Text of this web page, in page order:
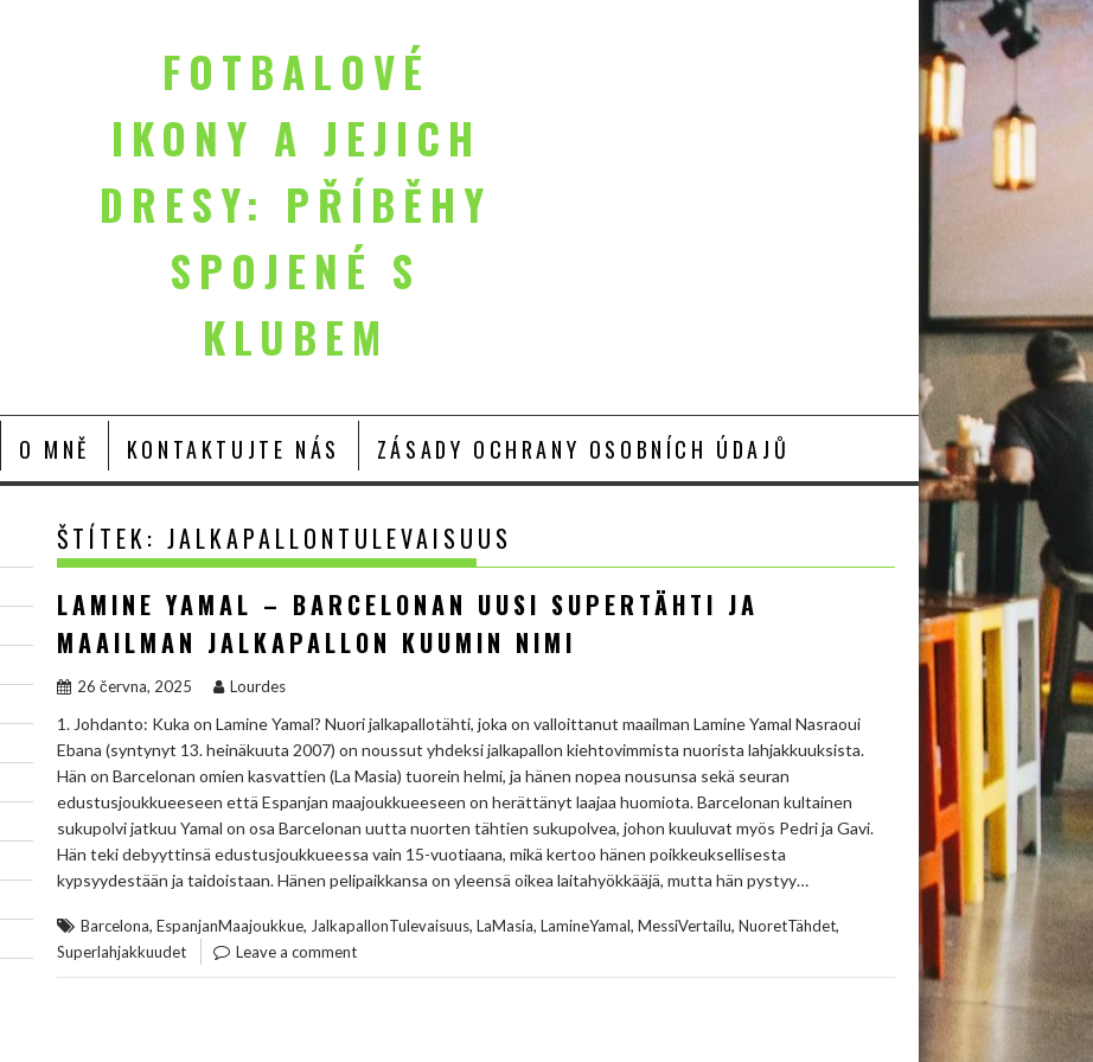
FOTBALOVÉ
IKONY A JEJICH
DRESY: PŘÍBĚHY
SPOJENÉ S
KLUBEM
O MNĚ KONTAKTUJTE NÁS ZÁSADY OCHRANY OSOBNÍCH ÚDAJŮ
ŠTÍTEK: JALKAPALLONTULEVAISUUS
LAMINE YAMAL – BARCELONAN UUSI SUPERTÄHTI JA
MAAILMAN JALKAPALLON KUUMIN NIMI
26 června, 2025 Lourdes
1. Johdanto: Kuka on Lamine Yamal? Nuori jalkapallotähti, joka on valloittanut maailman Lamine Yamal Nasraoui
Ebana (syntynyt 13. heinäkuuta 2007) on noussut yhdeksi jalkapallon kiehtovimmista nuorista lahjakkuuksista.
Hän on Barcelonan omien kasvattien (La Masia) tuorein helmi, ja hänen nopea nousunsa sekä seuran
edustusjoukkueeseen että Espanjan maajoukkueeseen on herättänyt laajaa huomiota. Barcelonan kultainen
sukupolvi jatkuu Yamal on osa Barcelonan uutta nuorten tähtien sukupolvea, johon kuuluvat myös Pedri ja Gavi.
Hän teki debyyttinsä edustusjoukkueessa vain 15-vuotiaana, mikä kertoo hänen poikkeuksellisesta
kypsyydestään ja taidoistaan. Hänen pelipaikkansa on yleensä oikea laitahyökkääjä, mutta hän pystyy…
Barcelona, EspanjanMaajoukkue, JalkapallonTulevaisuus, LaMasia, LamineYamal, MessiVertailu, NuoretTähdet,
Superlahjakkuudet Leave a comment